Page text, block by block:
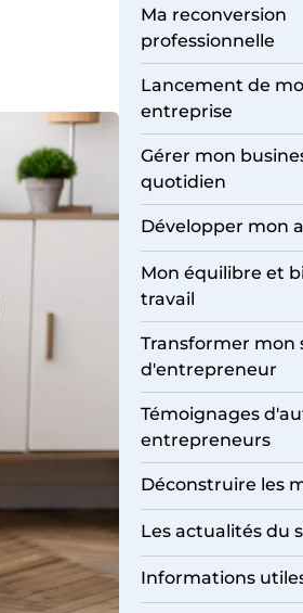
Ma reconversion
professionnelle
Lancement de
entreprise
Gérer mon
quotidien
Développer mon
Mon équilibre et
travail
Transformer mon
d'entrepreneur
Témoignages
entrepreneurs
Déconstruire les
Les actualités du
Informations